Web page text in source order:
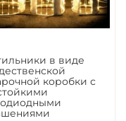
в виде
коробки с